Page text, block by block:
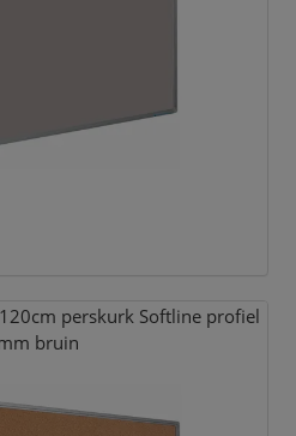
perskurk Softline profiel
bruin